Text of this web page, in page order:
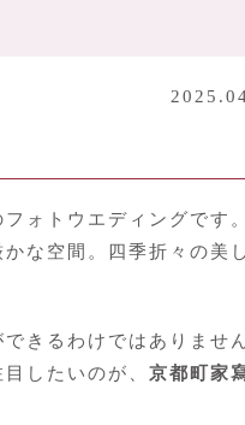
フォトウエディングです
な空間。四季折々の美
きるわけではありません
したいのが、 京都町家